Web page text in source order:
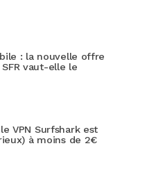
: la nouvelle offre
SFR vaut-elle le
VPN Surfshark est
à moins de 2€